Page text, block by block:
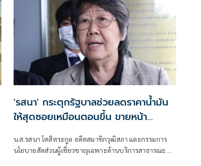
'รสนา' กระตุกรัฐบาลช่วยลดราคาน้ำมัน
ให้สุดซอยเหมือนตอนขึ้น ขายหน้า
ลงทีเดียวเกือบ 4 บาท
น.ส.รสนา โตสิตระกูล อดีตสมาชิกวุฒิสภา และกรรมการ
นโยบายสัดส่วนผู้เชี่ยวชาญเฉพาะด้านบริการสาธารณะ